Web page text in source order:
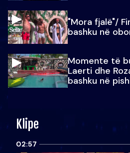
"Mora fjalë"/
bashku në
Momente të
Laerti dhe
bashku në
Klipe
02:57